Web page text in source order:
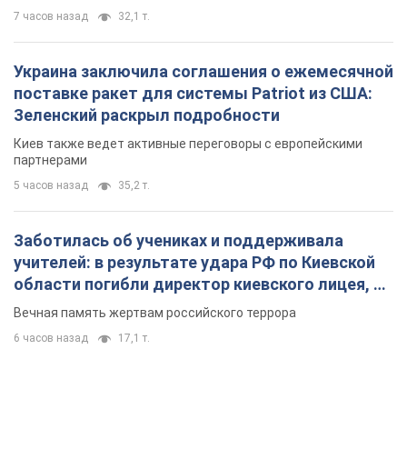
7 часов назад 32,1 т.
Украина заключила соглашения о ежемесячной
поставке ракет для системы Patriot из США:
Зеленский раскрыл подробности
Киев также ведет активные переговоры с европейскими
партнерами
5 часов назад 35,2 т.
Заботилась об учениках и поддерживала
учителей: в результате удара РФ по Киевской
области погибли директор киевского лицея, её
муж и внук
Вечная память жертвам российского террора
6 часов назад 17,1 т.